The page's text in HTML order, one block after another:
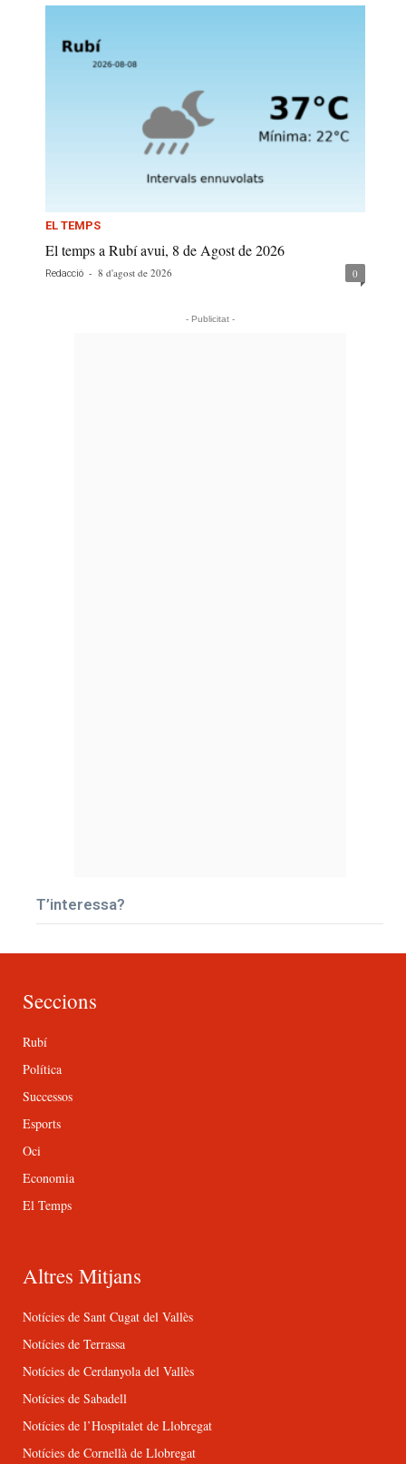
EL TEMPS
El temps a Rubí avui, 8 de Agost de 2026
Redacció - 8 d'agost de 2026 0
- Publicitat -
T’interessa?
Seccions
Rubí
Política
Successos
Esports
Oci
Economia
El Temps
Altres Mitjans
Notícies de Sant Cugat del Vallès
Notícies de Terrassa
Notícies de Cerdanyola del Vallès
Notícies de Sabadell
Notícies de l’Hospitalet de Llobregat
Notícies de Cornellà de Llobregat